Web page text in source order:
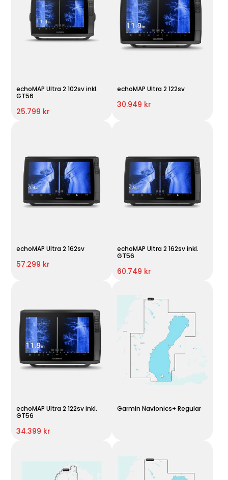
echoMAP Ultra 2 102sv inkl.
GT56
25.799 kr
echoMAP Ultra 2 122sv
30.949 kr
echoMAP Ultra 2 162sv
57.299 kr
echoMAP Ultra 2 162sv inkl.
GT56
60.749 kr
echoMAP Ultra 2 122sv inkl.
GT56
34.399 kr
Garmin Navionics+ Regular